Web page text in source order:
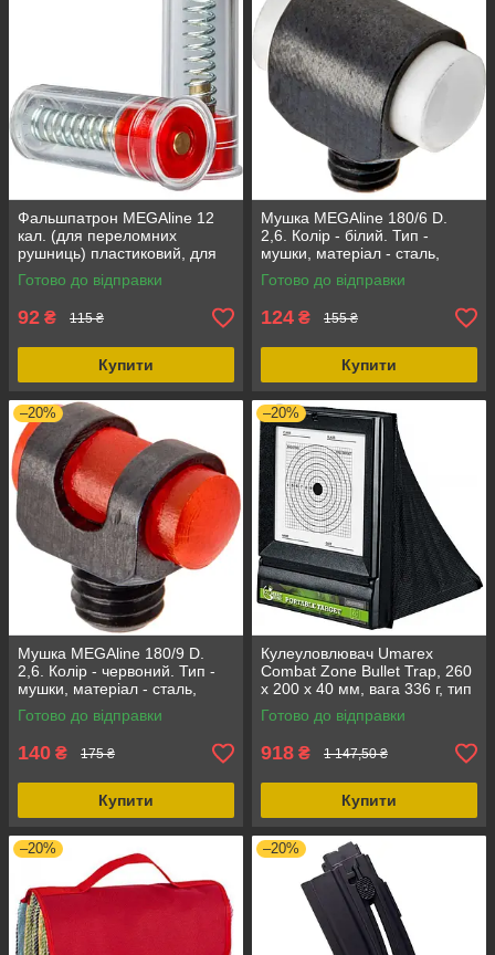
Фальшпатрон MEGAline 12
кал. (для переломних
рушниць) пластиковий, для
тренувань заряджання та
розряджання
Готово до відправки
92 ₴ 115 ₴
Купити
Мушка MEGAline 180/6 D.
2,6. Колір - білий. Тип -
мушки, матеріал - сталь,
світловолокно
Готово до відправки
124 ₴ 155 ₴
Купити
–20%
Мушка MEGAline 180/9 D.
2,6. Колір - червоний. Тип -
мушки, матеріал - сталь,
світловолокно
Готово до відправки
140 ₴ 175 ₴
Купити
–20%
Кулеуловлювач Umarex
Combat Zone Bullet Trap, 260
х 200 х 40 мм, вага 336 г, тип
- аксесуари для пневматики
Готово до відправки
918 ₴ 1 147,50 ₴
Купити
–20% –20%